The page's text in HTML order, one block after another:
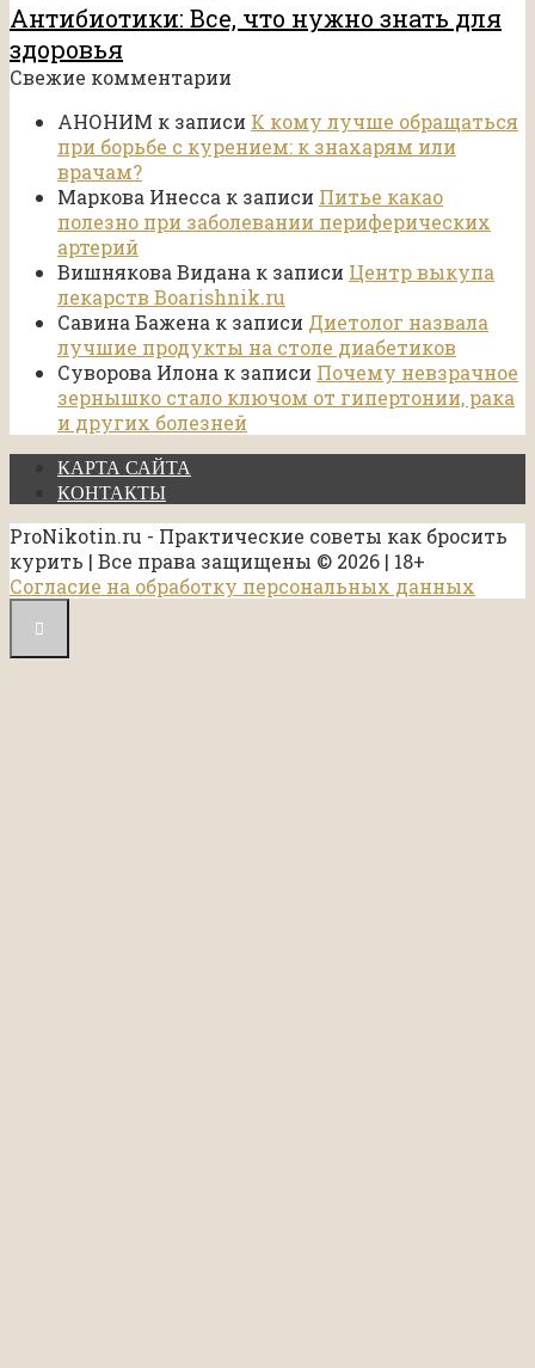
Антибиотики: Все, что нужно знать для
здоровья
Свежие комментарии
АНОНИМ к записи К кому лучше обращаться
при борьбе с курением: к знахарям или
врачам?
Маркова Инесса к записи Питье какао
полезно при заболевании периферических
артерий
Вишнякова Видана к записи Центр выкупа
лекарств Boarishnik.ru
Савина Бажена к записи Диетолог назвала
лучшие продукты на столе диабетиков
Суворова Илона к записи Почему невзрачное
зернышко стало ключом от гипертонии, рака
и других болезней
КАРТА САЙТА
КОНТАКТЫ
ProNikotin.ru - Практические советы как бросить
курить | Все права защищены © 2026 | 18+
Согласие на обработку персональных данных